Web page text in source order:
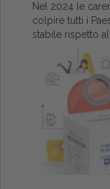
Nel 2024 le
colpire tutti i
stabile rispetto